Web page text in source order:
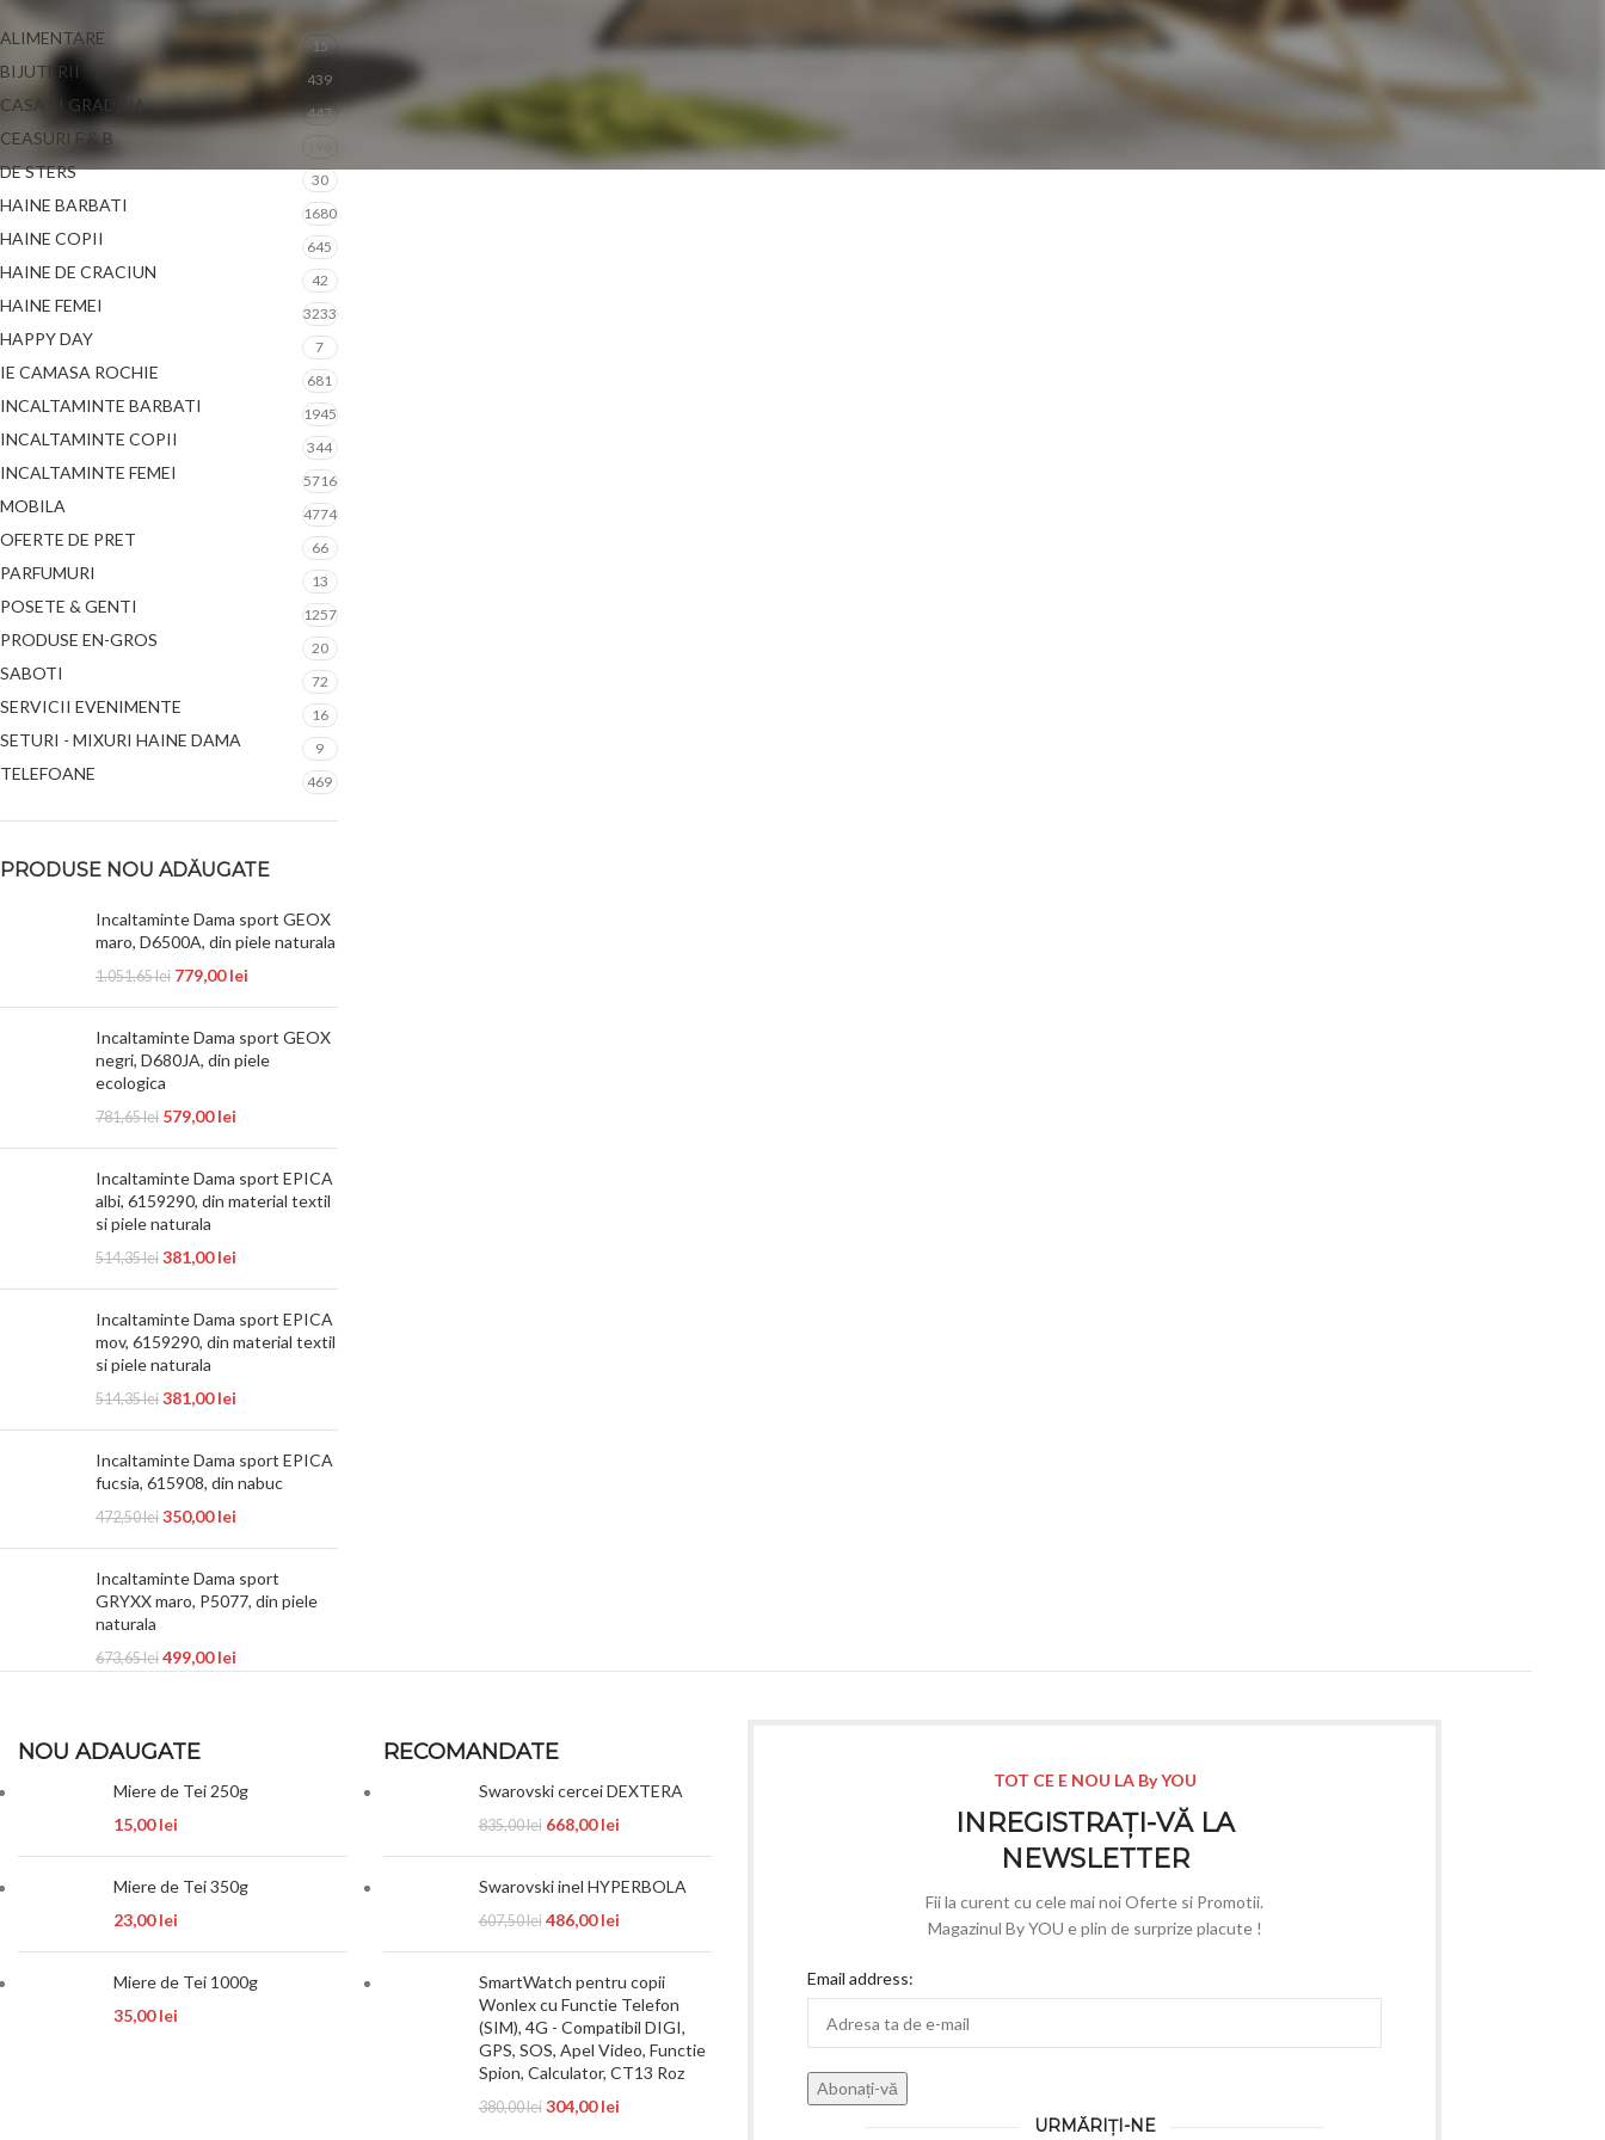
ALIMENTARE 15
BIJUTERII 439
CASA SI GRADINA 447
CEASURI F & B
DE STERS 30
HAINE BARBATI 1680
HAINE COPII 645
HAINE DE CRACIUN 42
HAINE FEMEI 3233
HAPPY DAY 7
IE CAMASA ROCHIE 681
INCALTAMINTE BARBATI 1945
INCALTAMINTE COPII 344
INCALTAMINTE FEMEI 5716
MOBILA 4774
OFERTE DE PRET 66
PARFUMURI 13
POSETE & GENTI 1257
PRODUSE EN-GROS 20
SABOTI 72
SERVICII EVENIMENTE 16
SETURI - MIXURI HAINE DAMA 9
TELEFOANE 469
PRODUSE NOU ADĂUGATE
Incaltaminte Dama sport GEOX
maro, D6500A, din piele naturala
1.051,65lei 779,00lei
Incaltaminte Dama sport GEOX
negri, D680JA, din piele
ecologica
781,65lei 579,00lei
Incaltaminte Dama sport EPICA
albi, 6159290, din material textil
si piele naturala
514,35lei 381,00lei
Incaltaminte Dama sport EPICA
mov, 6159290, din material textil
si piele naturala
514,35lei 381,00lei
Incaltaminte Dama sport EPICA
fucsia, 615908, din nabuc
472,50lei 350,00lei
Incaltaminte Dama sport
GRYXX maro, P5077, din piele
naturala
673,65lei 499,00lei
NOU ADAUGATE
Miere de Tei 250g
15,00lei
Miere de Tei 350g
23,00lei
Miere de Tei 1000g
35,00lei
RECOMANDATE
Swarovski cercei DEXTERA
835,00lei 668,00lei
Swarovski inel HYPERBOLA
607,50lei 486,00lei
SmartWatch pentru copii
Wonlex cu Functie Telefon
(SIM), 4G - Compatibil DIGI,
GPS, SOS, Apel Video, Functie
Spion, Calculator, CT13 Roz
380,00lei 304,00lei
TOT CE E NOU LA By YOU
INREGISTRAȚI-VĂ LA
NEWSLETTER
Fii la curent cu cele mai noi Oferte si Promotii.
Magazinul By YOU e plin de surprize placute !
Email address:
URMĂRIȚI-NE